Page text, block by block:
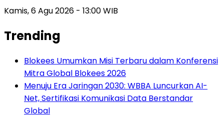
Kamis, 6 Agu 2026 - 13:00 WIB
Trending
Blokees Umumkan Misi Terbaru dalam Konferensi
Mitra Global Blokees 2026
Menuju Era Jaringan 2030: WBBA Luncurkan AI-
Net, Sertifikasi Komunikasi Data Berstandar
Global